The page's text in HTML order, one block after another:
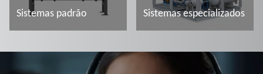
Sistemas padrão Sistemas especializados